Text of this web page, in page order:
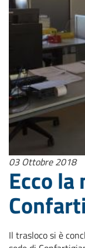
03 Ottobre 2018
Ecco la
Il trasloco si è